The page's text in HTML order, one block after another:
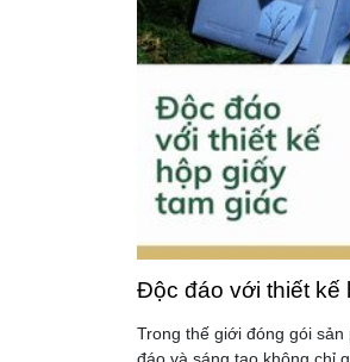
Độc đáo với thiết kế
Trong thế giới đóng gói